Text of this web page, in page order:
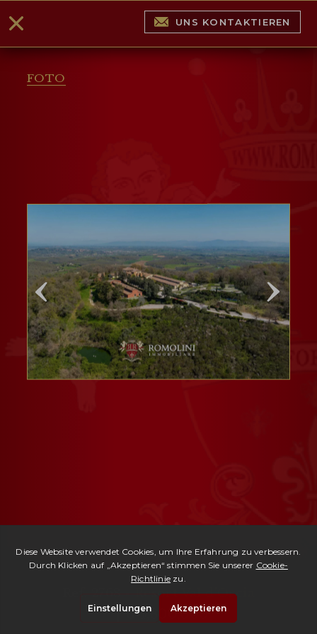
FOTO
UNS KONTAKTIEREN
Resort Val d'Orcia
| € 4,800,000